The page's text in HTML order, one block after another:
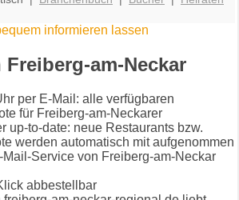
informieren lassen
am-Neckar
per E-Mail: alle verfügbaren
für Freiberg-am-Neckarer
up-to-date: neue Restaurants bzw.
werden automatisch mit aufgenommen
Mail-Service von Freiberg-am-Neckar
abbestellbar